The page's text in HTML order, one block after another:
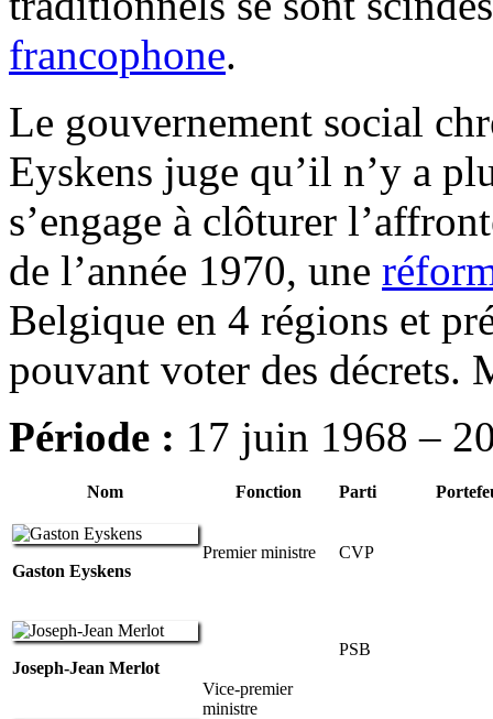
francophone.
Le gouvernement social
Eyskens juge qu’il n’y a
s’engage à clôturer
de l’année 1970, une
Belgique en 4 régions et
pouvant voter des décrets.
Période : 17 juin 1968 –
Nom Fonction Parti
Gaston Eyskens
Premier ministre CVP
Joseph-Jean Merlot
Vice-premier
ministre
PSB